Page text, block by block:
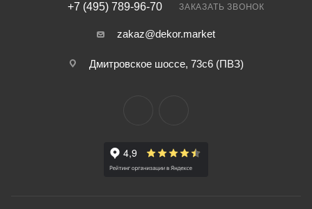
+7 (495) 789-96-70 ЗАКАЗАТЬ ЗВОНОК
zakaz@dekor.market
Дмитровское шоссе, 73с6 (ПВЗ)